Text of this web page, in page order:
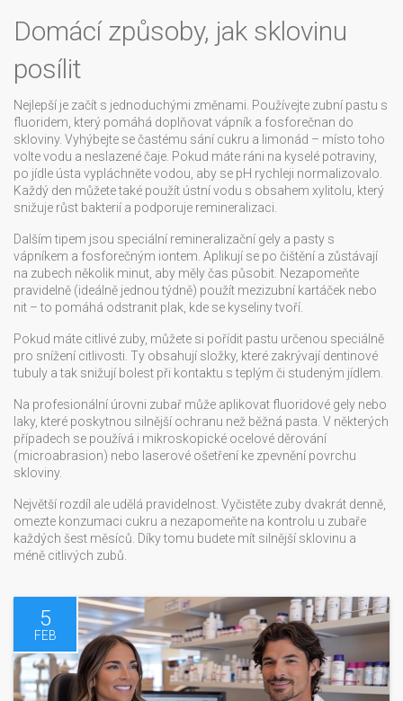
Domácí způsoby, jak sklovinu
posílit
Nejlepší je začít s jednoduchými změnami. Používejte zubní pastu s
fluoridem, který pomáhá doplňovat vápník a fosforečnan do
skloviny. Vyhýbejte se častému sání cukru a limonád – místo toho
volte vodu a neslazené čaje. Pokud máte ráni na kyselé potraviny,
po jídle ústa vypláchněte vodou, aby se pH rychleji normalizovalo.
Každý den můžete také použít ústní vodu s obsahem xylitolu, který
snižuje růst bakterií a podporuje remineralizaci.
Dalším tipem jsou speciální remineralizační gely a pasty s
vápníkem a fosforečným iontem. Aplikují se po čištění a zůstávají
na zubech několik minut, aby měly čas působit. Nezapomeňte
pravidelně (ideálně jednou týdně) použít mezizubní kartáček nebo
nit – to pomáhá odstranit plak, kde se kyseliny tvoří.
Pokud máte citlivé zuby, můžete si pořídit pastu určenou speciálně
pro snížení citlivosti. Ty obsahují složky, které zakrývají dentinové
tubuly a tak snižují bolest při kontaktu s teplým či studeným jídlem.
Na profesionální úrovni zubař může aplikovat fluoridové gely nebo
laky, které poskytnou silnější ochranu než běžná pasta. V některých
případech se používá i mikroskopické ocelové děrování
(microabrasion) nebo laserové ošetření ke zpevnění povrchu
skloviny.
Největší rozdíl ale udělá pravidelnost. Vyčistěte zuby dvakrát denně,
omezte konzumaci cukru a nezapomeňte na kontrolu u zubaře
každých šest měsíců. Díky tomu budete mít silnější sklovinu a
méně citlivých zubů.
5
FEB